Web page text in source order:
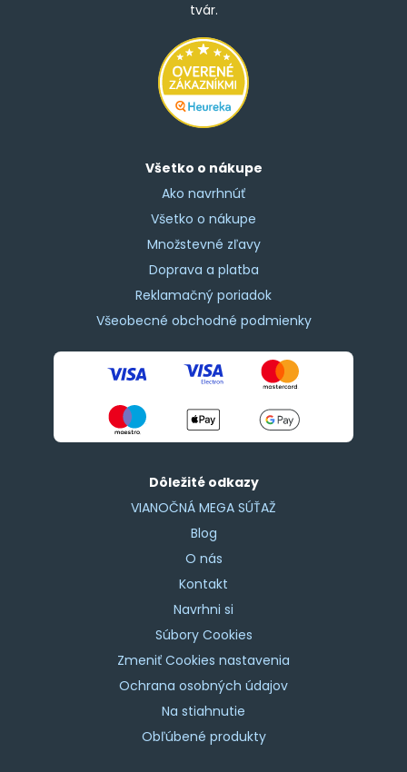
tvár.
Všetko o nákupe
Ako navrhnúť
Všetko o nákupe
Množstevné zľavy
Doprava a platba
Reklamačný poriadok
Všeobecné obchodné podmienky
Dôležité odkazy
VIANOČNÁ MEGA SÚŤAŽ
Blog
O nás
Kontakt
Navrhni si
Súbory Cookies
Zmeniť Cookies nastavenia
Ochrana osobných údajov
Na stiahnutie
Obľúbené produkty